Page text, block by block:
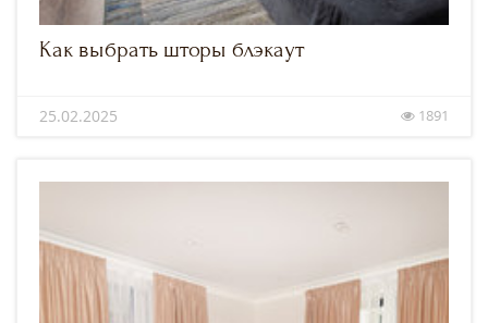
Как выбрать шторы блэкаут
25.02.2025 1891